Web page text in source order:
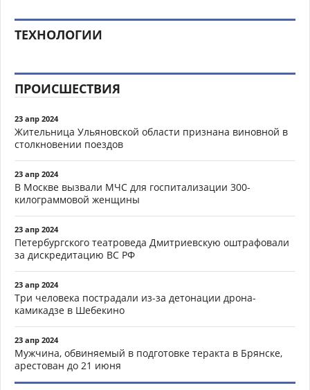
ТЕХНОЛОГИИ
ПРОИСШЕСТВИЯ
23 апр 2024
Жительница Ульяновской области признана виновной в
столкновении поездов
23 апр 2024
В Москве вызвали МЧС для госпитализации 300-
килограммовой женщины
23 апр 2024
Петербургского театроведа Дмитриевскую оштрафовали
за дискредитацию ВС РФ
23 апр 2024
Три человека пострадали из-за детонации дрона-
камикадзе в Шебекино
23 апр 2024
Мужчина, обвиняемый в подготовке теракта в Брянске,
арестован до 21 июня